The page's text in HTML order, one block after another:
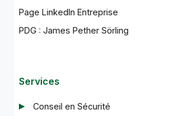
Page LinkedIn Entreprise
PDG : James Pether Sörling
Services
Conseil en Sécurité